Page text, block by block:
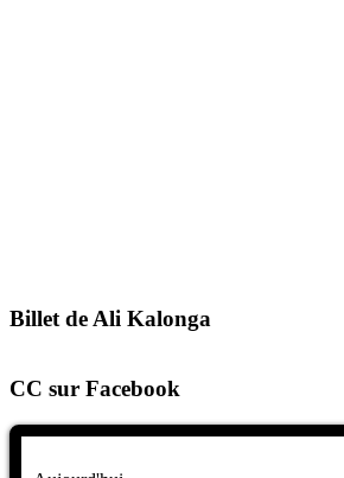
Billet de Ali Kalonga
CC sur Facebook